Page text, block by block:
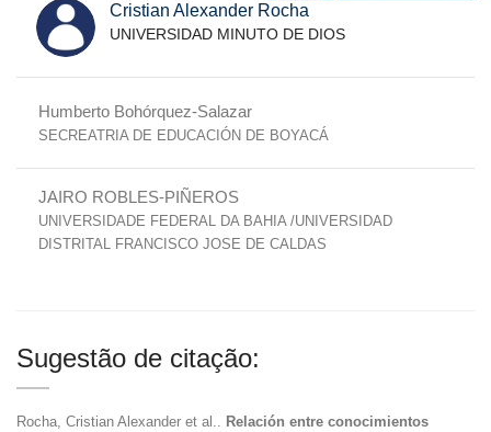
Cristian Alexander Rocha
UNIVERSIDAD MINUTO DE DIOS
Humberto Bohórquez-Salazar
SECREATRIA DE EDUCACIÓN DE BOYACÁ
JAIRO ROBLES-PIÑEROS
UNIVERSIDADE FEDERAL DA BAHIA /UNIVERSIDAD
DISTRITAL FRANCISCO JOSE DE CALDAS
Sugestão de citação:
Rocha, Cristian Alexander et al.. Relación entre conocimientos